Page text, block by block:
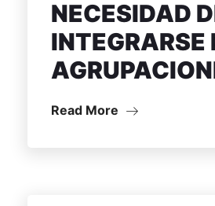
NECESIDAD
INTEGRARSE
Read More